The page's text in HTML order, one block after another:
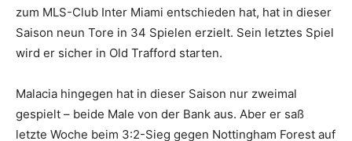
zum MLS-Club Inter Miami entschieden hat, hat in dieser
Saison neun Tore in 34 Spielen erzielt. Sein letztes Spiel
wird er sicher in Old Trafford starten.
Malacia hingegen hat in dieser Saison nur zweimal
gespielt – beide Male von der Bank aus. Aber er saß
letzte Woche beim 3:2-Sieg gegen Nottingham Forest auf